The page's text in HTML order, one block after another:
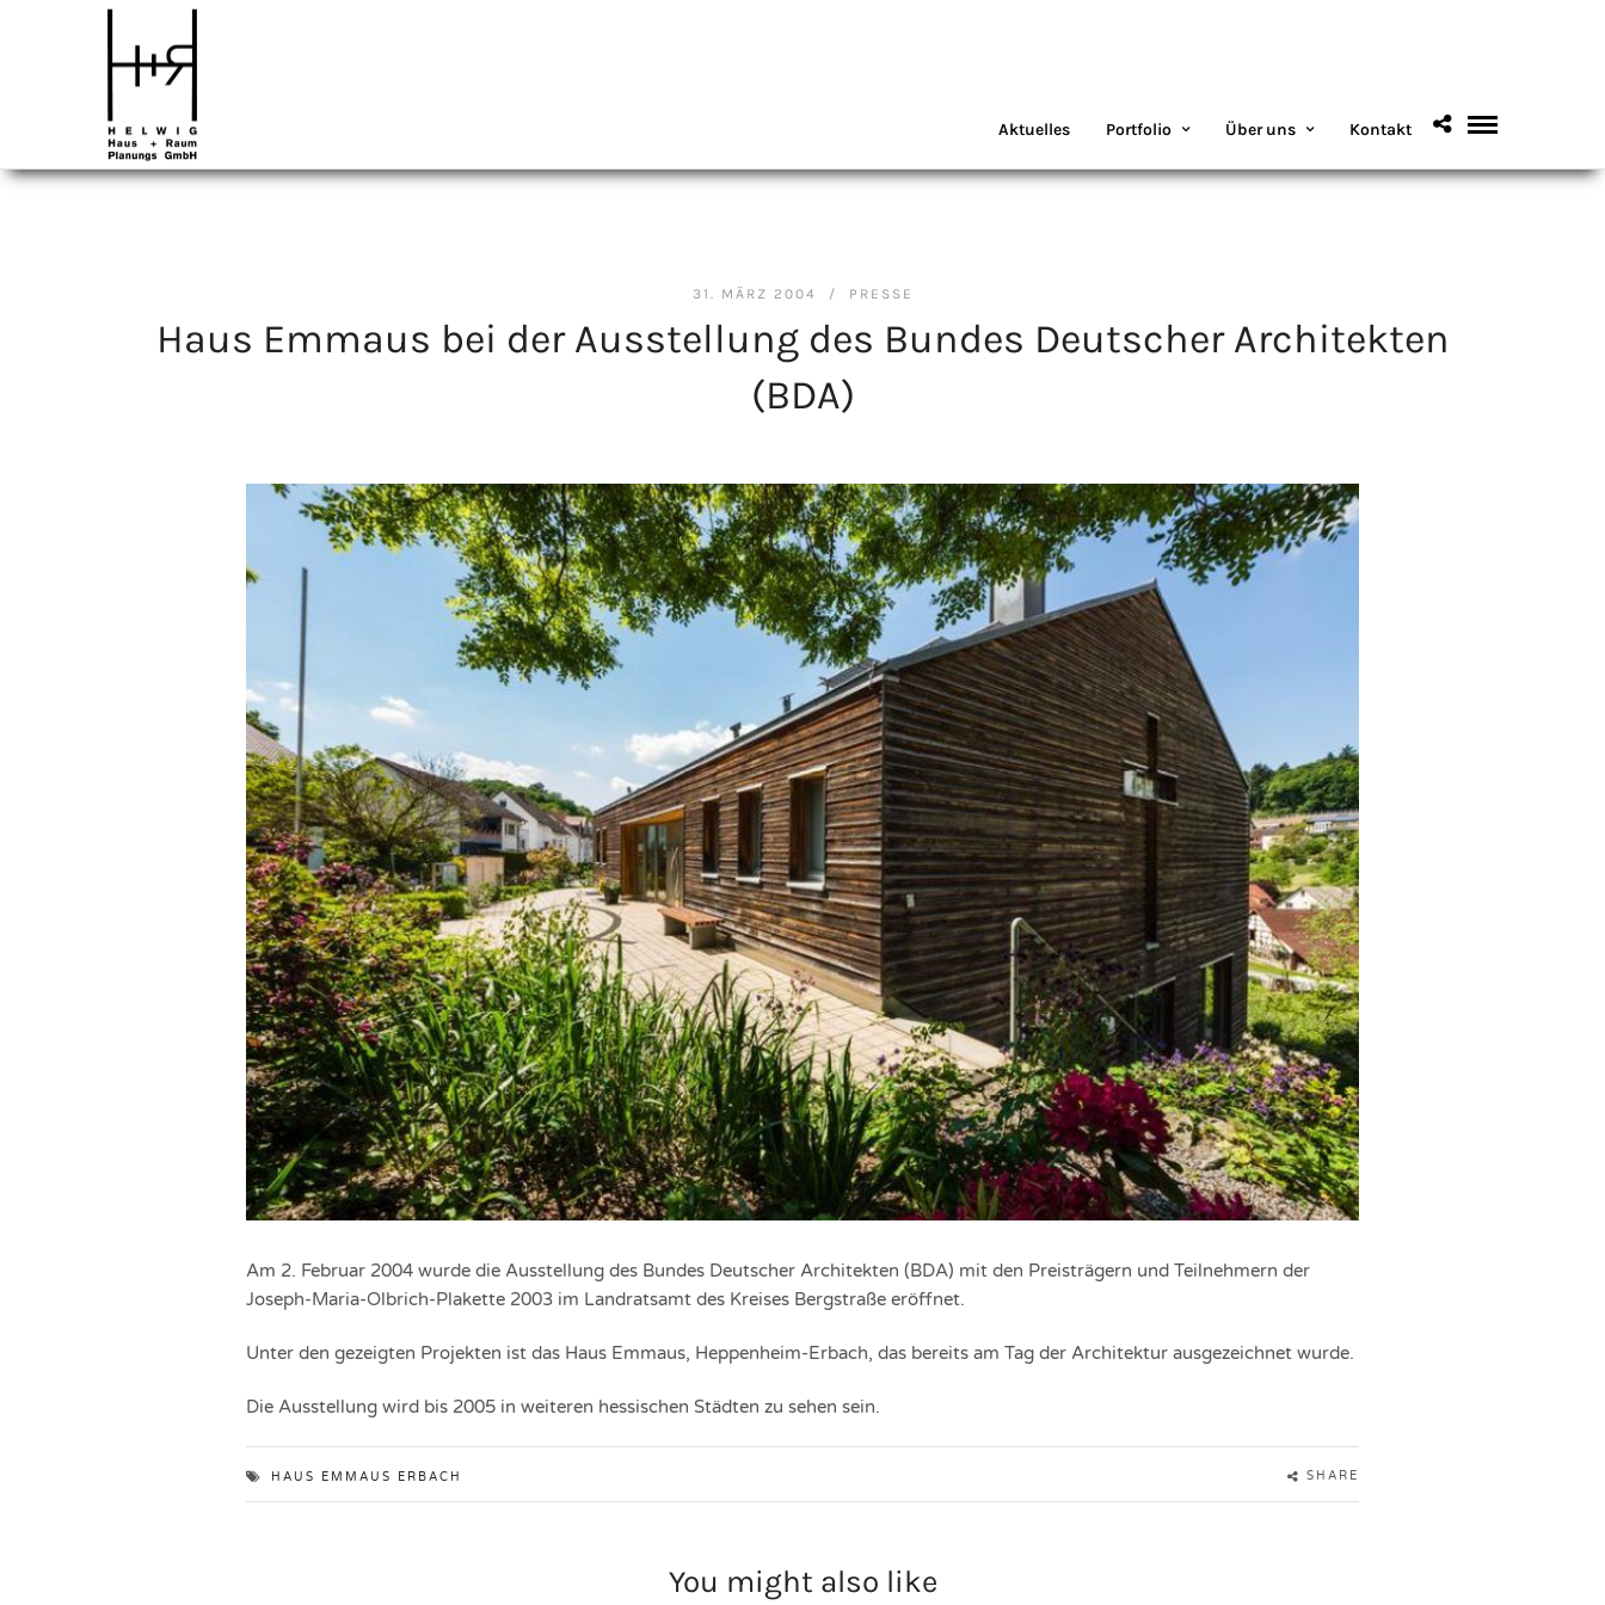
Aktuelles Portfolio Über uns Kontakt
31. MÄRZ 2004 / PRESSE
Haus Emmaus bei der Ausstellung des Bundes Deutscher Architekten
(BDA)
Am 2. Februar 2004 wurde die Ausstellung des Bundes Deutscher Architekten (BDA) mit den Preisträgern und Teilnehmern der
Joseph-Maria-Olbrich-Plakette 2003 im Landratsamt des Kreises Bergstraße eröffnet.
Unter den gezeigten Projekten ist das Haus Emmaus, Heppenheim-Erbach, das bereits am Tag der Architektur ausgezeichnet wurde.
Die Ausstellung wird bis 2005 in weiteren hessischen Städten zu sehen sein.
HAUS EMMAUS ERBACH SHARE
You might also like